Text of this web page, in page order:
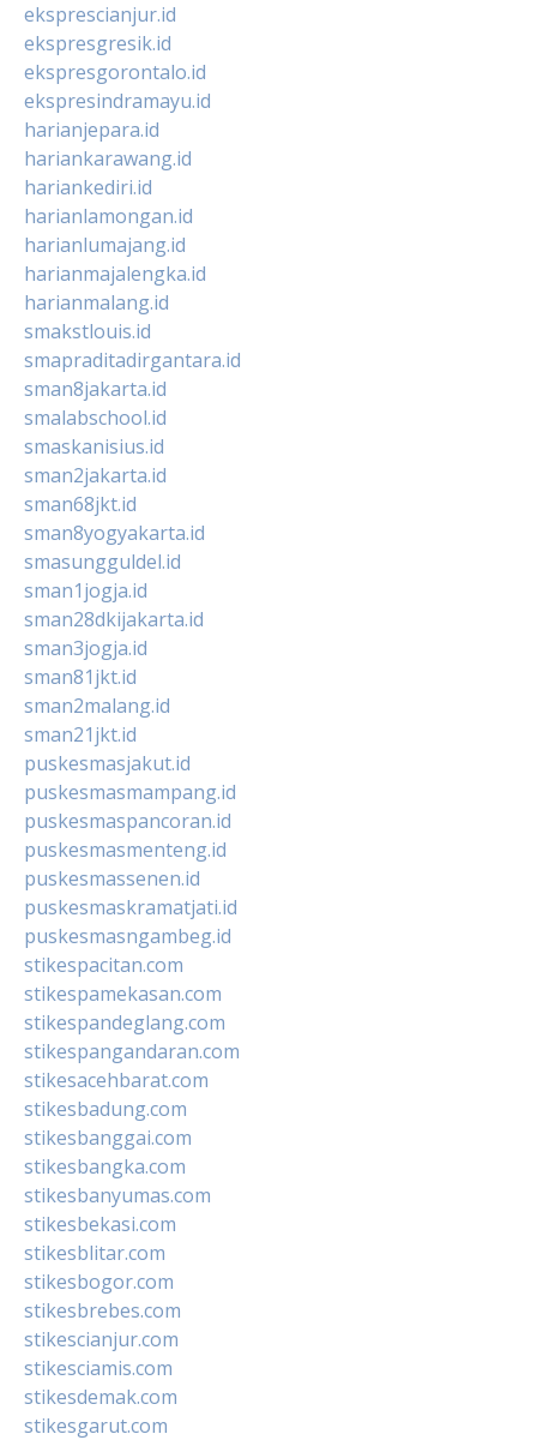
eksprescianjur.id
ekspresgresik.id
ekspresgorontalo.id
ekspresindramayu.id
harianjepara.id
hariankarawang.id
hariankediri.id
harianlamongan.id
harianlumajang.id
harianmajalengka.id
harianmalang.id
smakstlouis.id
smapraditadirgantara.id
sman8jakarta.id
smalabschool.id
smaskanisius.id
sman2jakarta.id
sman68jkt.id
sman8yogyakarta.id
smasungguldel.id
sman1jogja.id
sman28dkijakarta.id
sman3jogja.id
sman81jkt.id
sman2malang.id
sman21jkt.id
puskesmasjakut.id
puskesmasmampang.id
puskesmaspancoran.id
puskesmasmenteng.id
puskesmassenen.id
puskesmaskramatjati.id
puskesmasngambeg.id
stikespacitan.com
stikespamekasan.com
stikespandeglang.com
stikespangandaran.com
stikesacehbarat.com
stikesbadung.com
stikesbanggai.com
stikesbangka.com
stikesbanyumas.com
stikesbekasi.com
stikesblitar.com
stikesbogor.com
stikesbrebes.com
stikescianjur.com
stikesciamis.com
stikesdemak.com
stikesgarut.com